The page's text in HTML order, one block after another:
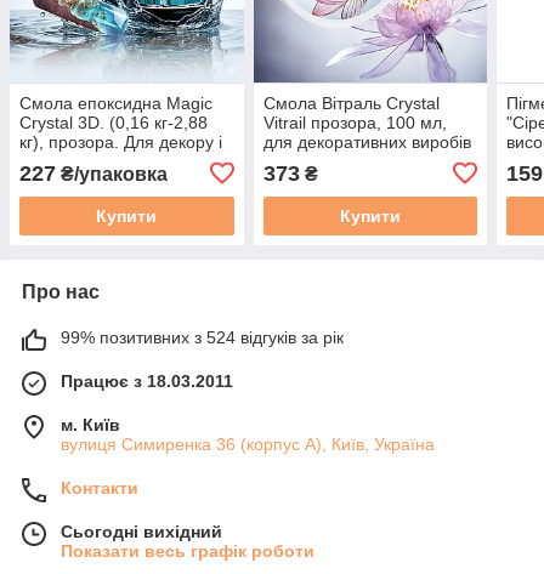
Смола епоксидна Magic
Crystal 3D. (0,16 кг-2,88
кг), прозора. Для декору і
прикрас. Зразок. Уп. 0,16
кг
227 ₴/упаковка
Купити
Смола Вітраль Crystal
Vitrail прозора, 100 мл,
для декоративних виробів
373₴
Купити
159
Про нас
99% позитивних з 524 відгуків за рік
Працює з 18.03.2011
м. Київ
вулиця Симиренка 36 (корпус А), Київ, Україна
Контакти
Сьогодні вихідний
Показати весь графік роботи